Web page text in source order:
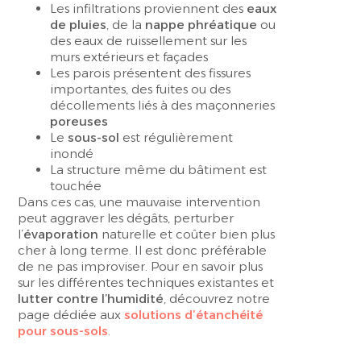
Les infiltrations proviennent des eaux
de pluies, de la nappe phréatique ou
des eaux de ruissellement sur les
murs extérieurs et façades
Les parois présentent des fissures
importantes, des fuites ou des
décollements liés à des maçonneries
poreuses
Lesous-sol est régulièrement
inondé
La structure même du bâtiment est
touchée
Dans ces cas, une mauvaise intervention
peut aggraver les dégâts, perturber
l’évaporation naturelle et coûter bien plus
cher à long terme. Il est donc préférable
de ne pas improviser. Pour en savoir plus
sur les différentes techniques existantes et
lutter contre l’humidité, découvrez notre
page dédiée auxsolutions d’étanchéité
pour sous-sols.